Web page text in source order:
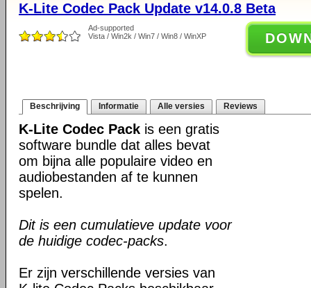
K-Lite Codec Pack Update v14.0.8 Beta
Ad-supported
Vista / Win2k / Win7 / Win8 / WinXP
Beschrijving Informatie Alle versies Reviews
K-Lite Codec Pack is een gratis
software bundle dat alles bevat
om bijna alle populaire video en
audiobestanden af te kunnen
spelen.
Dit is een cumulatieve update voor
de huidige codec-packs.
Er zijn verschillende versies van